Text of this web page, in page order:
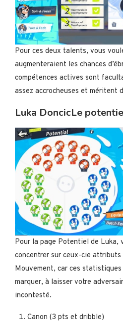
Pour ces deux talents, vous
augmenteraient les chances
compétences actives sont
assez accrocheuses et méritent
Luka DoncicLe
Pour la page Potentiel de Luka,
concentrer sur ceux-cie
Mouvement, car ces
marquer, à laisser votre
incontesté.
Canon (3 pts et dribble)